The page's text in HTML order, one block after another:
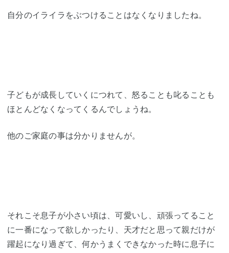
自分のイライラをぶつけることはなくなりましたね。
子どもが成長していくにつれて、怒ることも叱ることも
ほとんどなくなってくるんでしょうね。
他のご家庭の事は分かりませんが。
それこそ息子が小さい頃は、可愛いし、頑張ってること
に一番になって欲しかったり、天才だと思って親だけが
躍起になり過ぎて、何かうまくできなかった時に息子に